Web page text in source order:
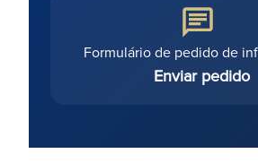
Formulário de pedido de
Enviar pedido